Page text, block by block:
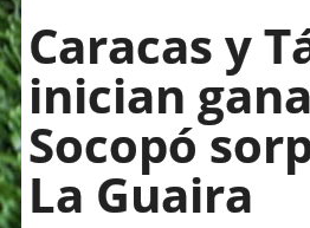
Caracas y
inician
Socopó
La Guaira